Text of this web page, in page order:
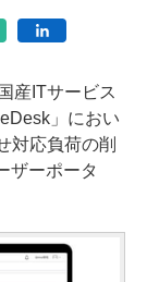
産ITサービス
」におい
対応負荷の削
ザーポータ